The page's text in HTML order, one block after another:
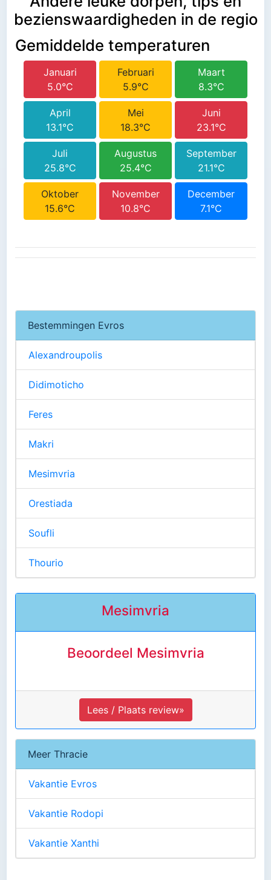
bezienswaardigheden in de regio
Gemiddelde temperaturen
Januari
5.0°C
Februari
5.9°C
Maart
8.3°C
April
13.1°C
Mei
18.3°C
Juni
23.1°C
Juli
25.8°C
Augustus
25.4°C
September
21.1°C
Oktober
15.6°C
November
10.8°C
December
7.1°C
Bestemmingen Evros
Alexandroupolis
Didimoticho
Feres
Makri
Mesimvria
Orestiada
Soufli
Thourio
Mesimvria
Beoordeel Mesimvria
Lees / Plaats review»
Meer Thracie
Vakantie Evros
Vakantie Rodopi
Vakantie Xanthi